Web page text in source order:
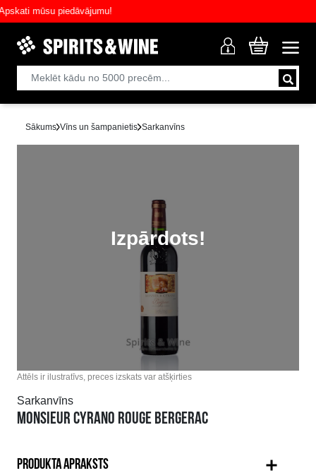
mūsu piedāvājumu!
Sākums Vīns un šampanietis Sarkanvīns
Izpārdots!
Attēls ir ilustratīvs, preces izskats var atšķirties
Sarkanvīns
MONSIEUR CYRANO ROUGE BERGERAC
PRODUKTA APRAKSTS